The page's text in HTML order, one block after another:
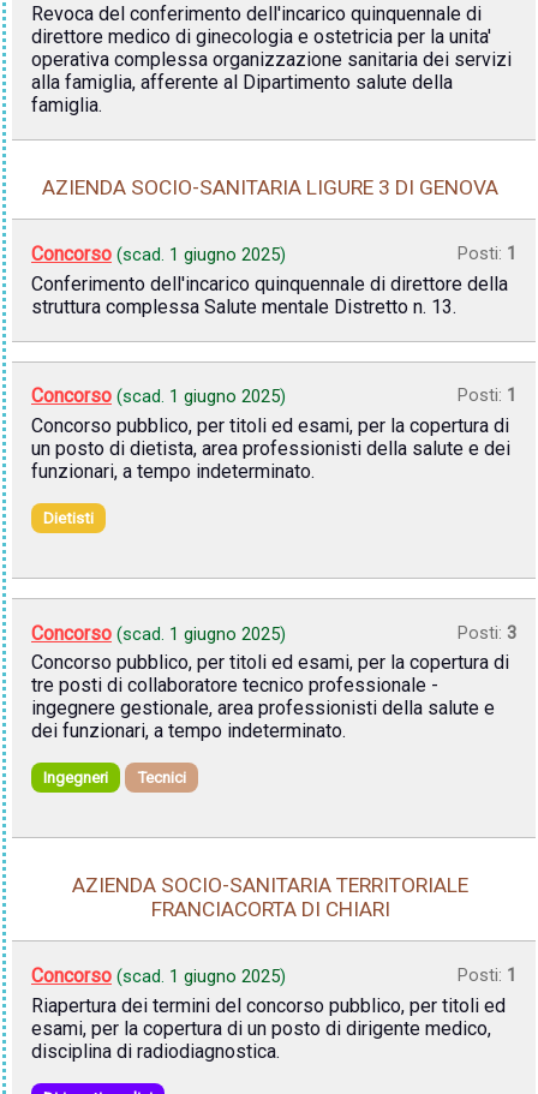
Revoca del conferimento dell'incarico quinquennale di
direttore medico di ginecologia e ostetricia per la unita'
operativa complessa organizzazione sanitaria dei servizi
alla famiglia, afferente al Dipartimento salute della
famiglia.
AZIENDA SOCIO-SANITARIA LIGURE 3 DI GENOVA
Concorso (scad. 1 giugno 2025) Posti: 1
Conferimento dell'incarico quinquennale di direttore della
struttura complessa Salute mentale Distretto n. 13.
Concorso (scad. 1 giugno 2025) Posti: 1
Concorso pubblico, per titoli ed esami, per la copertura di
un posto di dietista, area professionisti della salute e dei
funzionari, a tempo indeterminato.
Dietisti
Concorso (scad. 1 giugno 2025) Posti: 3
Concorso pubblico, per titoli ed esami, per la copertura di
tre posti di collaboratore tecnico professionale -
ingegnere gestionale, area professionisti della salute e
dei funzionari, a tempo indeterminato.
Ingegneri Tecnici
AZIENDA SOCIO-SANITARIA TERRITORIALE
FRANCIACORTA DI CHIARI
Concorso (scad. 1 giugno 2025) Posti: 1
Riapertura dei termini del concorso pubblico, per titoli ed
esami, per la copertura di un posto di dirigente medico,
disciplina di radiodiagnostica.